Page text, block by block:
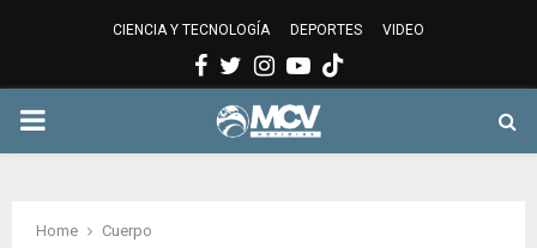
CIENCIA Y TECNOLOGÍA DEPORTES VIDEO
Facebook
Twitter
Instagram
Youtube
PRIMARY
Home Cuerpo